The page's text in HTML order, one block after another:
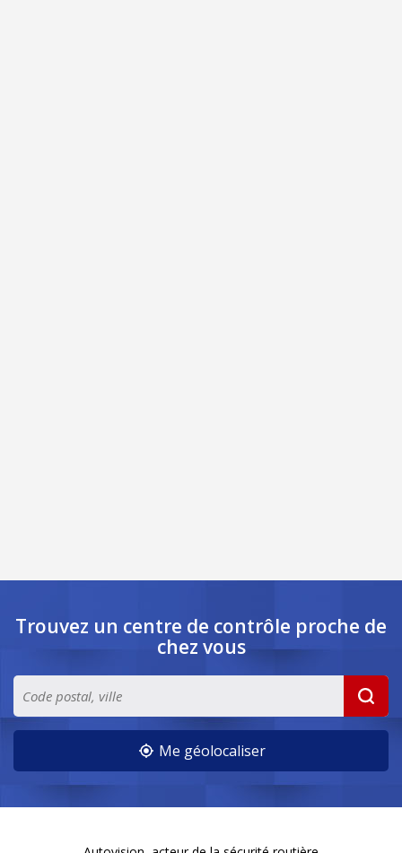
Trouvez un centre de contrôle proche de
chez vous
Me géolocaliser